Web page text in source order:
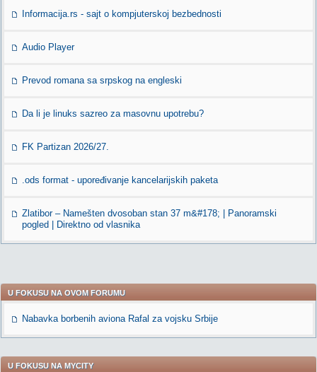
Informacija.rs - sajt o kompjuterskoj bezbednosti
Audio Player
Prevod romana sa srpskog na engleski
Da li je linuks sazreo za masovnu upotrebu?
FK Partizan 2026/27.
.ods format - upoređivanje kancelarijskih paketa
Zlatibor – Namešten dvosoban stan 37 m&#178; | Panoramski
pogled | Direktno od vlasnika
U FOKUSU NA OVOM FORUMU
Nabavka borbenih aviona Rafal za vojsku Srbije
U FOKUSU NA MYCITY